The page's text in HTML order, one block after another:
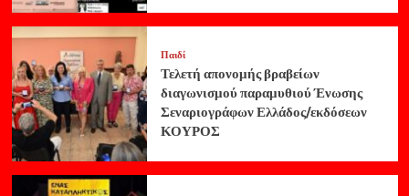
Παιδί
Τελετή απονομής βραβείων
διαγωνισμού παραμυθιού Ένωσης
Σεναριογράφων Ελλάδος/εκδόσεων
ΚΟΥΡΟΣ